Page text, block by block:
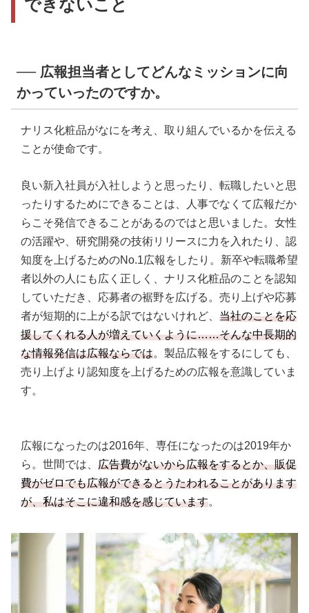
できないこと
── 広報担当者としてどんなミッションに向
かっていったのですか。
ナリス化粧品がなにを考え、取り組んでいるかを伝える
ことが使命です。
良い新入社員が入社しようと思ったり、転職したいと思
ったりするためにできることは、人事でなくて広報だか
らこそ発信できることがあるのではと思いました。女性
の活躍や、研究開発の技術リリースに力を入れたり、認
知度を上げるためのNo.1広報をしたり。新卒や転職希望
者以外の人にも広く正しく、ナリス化粧品のことを認知
していただき、応募者の裾野を広げる。売り上げや応募
者が短期的に上がる訳ではないけれど、 当社のことを応
援してくれる人が増えていくように……そんな中長期的
な情報発信は広報ならでは。製品広報をするにしても、
売り上げより認知度を上げるための広報を意識していま
す。
広報になったのは2016年、専任になったのは2019年か
ら。世間では、 広告費がないから広報をするとか、販促
費がゼロでも広報ができるとうたわれることがあります
が、私はそこに違和感を感じています。